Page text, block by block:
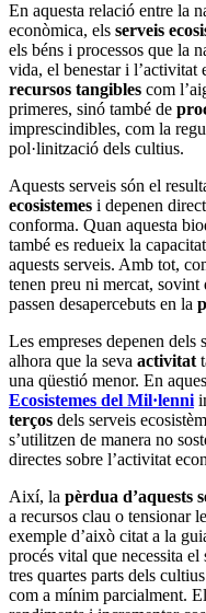
En aquesta relació entre la
econòmica, els serveis
els béns i processos que la
vida, el benestar i l’activitat
recursos tangibles com
primeres, sinó també de
imprescindibles, com la
pol·linització dels cultius.
Aquests serveis són el
ecosistemes i depenen
conforma. Quan aquesta
també es redueix la
aquests serveis. Amb tot,
tenen preu ni mercat, sovint
passen desapercebuts en la
Les empreses depenen dels
alhora que la seva activitat
una qüestió menor. En
Ecosistemes del Mil·lenni
terços dels serveis
s’utilitzen de manera no
directes sobre l’activitat
Així, la pèrdua d’aquests
a recursos clau o tensionar
exemple d’això citat a la
procés vital que necessita
tres quartes parts dels
com a mínim parcialment.